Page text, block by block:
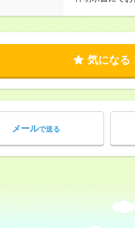
気になる
メールで送る